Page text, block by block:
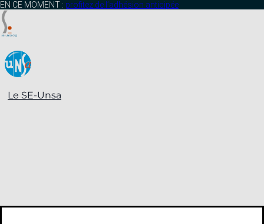
principal
EN CE MOMENT : profitez de l’adhésion anticipée
Le SE-Unsa